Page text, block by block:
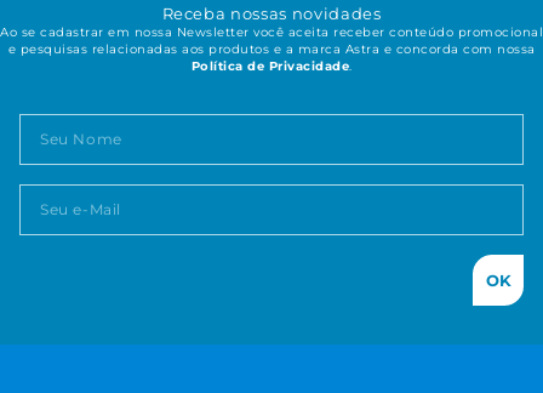
Receba nossas novidades
Ao se cadastrar em nossa Newsletter você aceita receber conteúdo promocional
e pesquisas relacionadas aos produtos e a marca Astra e concorda com nossa
Política de Privacidade.
OK